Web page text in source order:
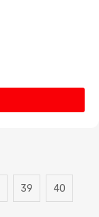
39 40